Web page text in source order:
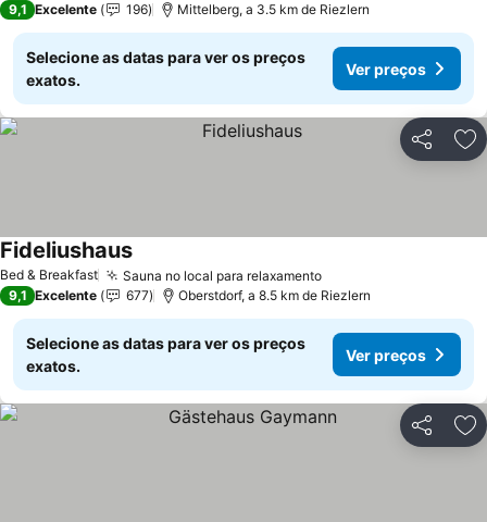
9,1 Excelente 196 Mittelberg, a 3.5 km de Riezlern
Selecione as datas para ver os preços
exatos.
Ver preços
Partilhar
Bed & Breakfast Sauna no local para relaxamentoVer preços
FideliushausVer preços
9,1 Excelente 677 Oberstdorf, a 8.5 km de Riezlern
Selecione as datas para ver os preços
exatos.
Ver preços
Partilhar